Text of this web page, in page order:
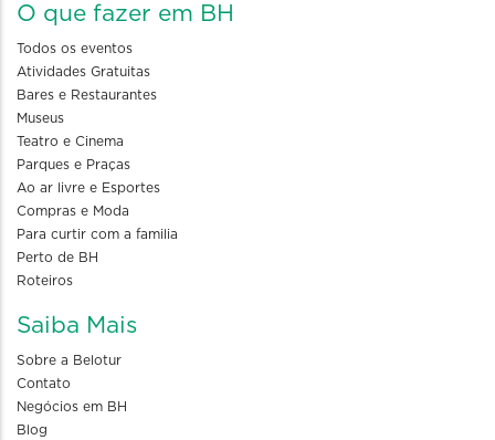
O que fazer em BH
Todos os eventos
Atividades Gratuitas
Bares e Restaurantes
Museus
Teatro e Cinema
Parques e Praças
Ao ar livre e Esportes
Compras e Moda
Para curtir com a familia
Perto de BH
Roteiros
Saiba Mais
Sobre a Belotur
Contato
Negócios em BH
Blog